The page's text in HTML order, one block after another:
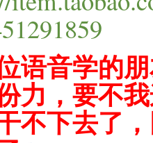
语音学的
力，要不
不下去了